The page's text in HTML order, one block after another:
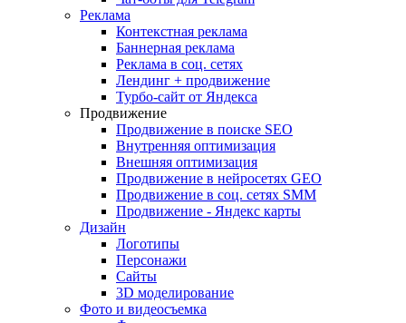
Реклама
Контекстная реклама
Баннерная реклама
Реклама в соц. сетях
Лендинг + продвижение
Турбо-сайт от Яндекса
Продвижение
Продвижение в поиске SEO
Внутренняя оптимизация
Внешняя оптимизация
Продвижение в нейросетях GEO
Продвижение в соц. сетях SMM
Продвижение - Яндекс карты
Дизайн
Логотипы
Персонажи
Сайты
3D моделирование
Фото и видеосъемка